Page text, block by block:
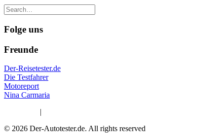
Folge uns
Freunde
Der-Reisetester.de
Die Testfahrer
Motoreport
Nina Carmaria
|
© 2026 Der-Autotester.de. All rights reserved